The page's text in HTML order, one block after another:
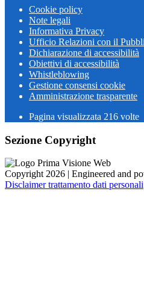
Cookie policy
Note legali
Informativa Privacy
Ufficio Relazioni con il
Dichiarazione di accessibilità
Obiettivi di accessibilità
Whistleblowing
Gestione consensi cookie
Amministrazione trasparente
Pagina visualizzata 216 volte
Sezione Copyright
Copyright 2026 | Engineered and
Disclaimer trattamento dati personali